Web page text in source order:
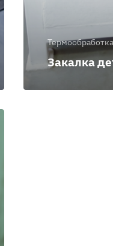
Закалка